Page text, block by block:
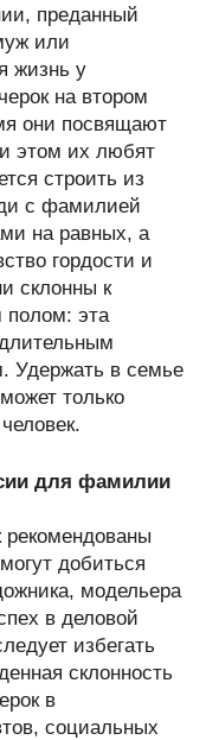
преданный
или
жизнь у
на втором
они посвящают
этом их любят
строить из
с фамилией
на равных, а
гордости и
склонны к
полом: эта
Удержать в семье
только
для фамилии
добиться
модельера
в деловой
избегать
склонность
в
социальных